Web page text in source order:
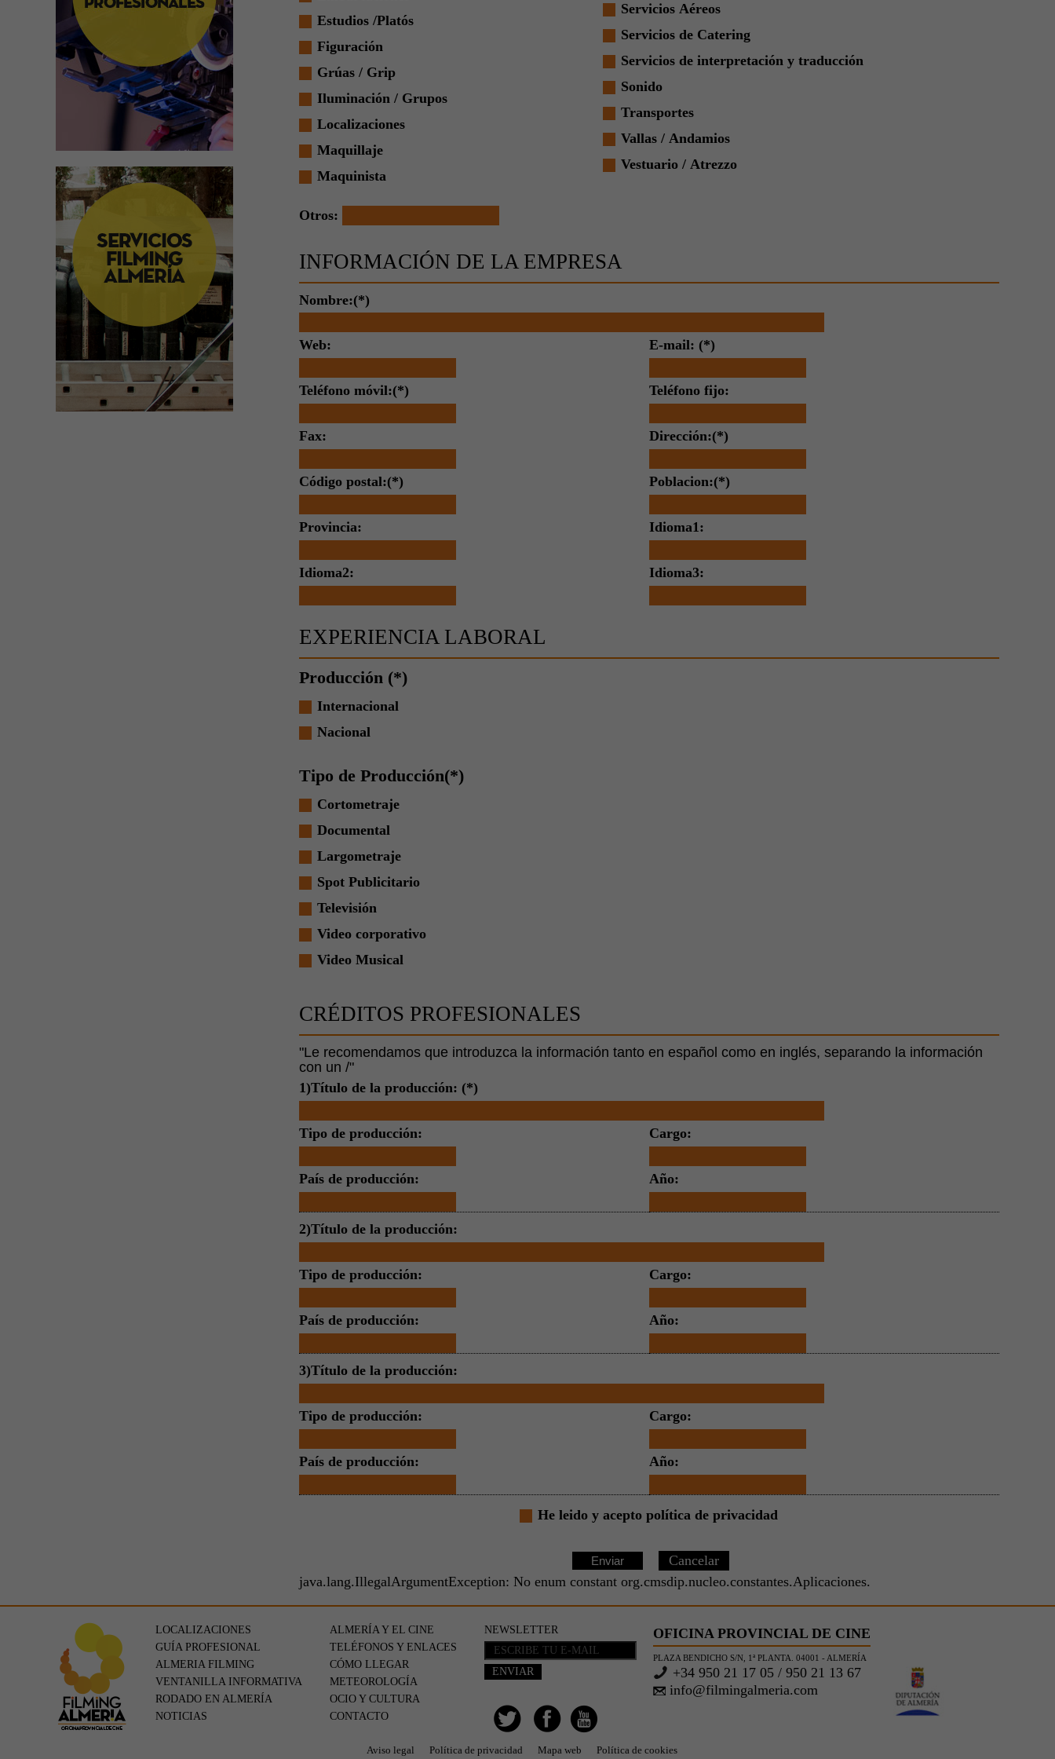
Estudios /Platós
Figuración
Grúas / Grip
Iluminación / Grupos
Localizaciones
Maquillaje
Maquinista
Otros:
Servicios Aéreos
Servicios de Catering
Servicios de interpretación y traducción
Sonido
Transportes
Vallas / Andamios
Vestuario / Atrezzo
INFORMACIÓN DE LA EMPRESA
Nombre:(*)
Web:
Teléfono móvil:(*)
Fax:
Código postal:(*)
Provincia:
Idioma2:
E-mail: (*)
Teléfono fijo:
Dirección:(*)
Poblacion:(*)
Idioma1:
Idioma3:
EXPERIENCIA LABORAL
Producción (*)
Internacional
Nacional
Tipo de Producción(*)
Cortometraje
Documental
Largometraje
Spot Publicitario
Televisión
Video corporativo
Video Musical
CRÉDITOS PROFESIONALES
"Le recomendamos que introduzca la información tanto en español como en inglés, separando la información
con un /"
1)Título de la producción: (*)
Tipo de producción:
País de producción:
Cargo:
Año:
2)Título de la producción:
Tipo de producción:
País de producción:
Cargo:
Año:
3)Título de la producción:
Tipo de producción:
País de producción:
Cargo:
Año:
He leido y acepto política de privacidad
Enviar
java.lang.IllegalArgumentException: No enum constant org.cmsdip.nucleo.constantes.Aplicaciones.
LOCALIZACIONES
GUÍA PROFESIONAL
ALMERIA FILMING
VENTANILLA INFORMATIVA
RODADO EN ALMERÍA
NOTICIAS
ALMERÍA Y EL CINE
TELÉFONOS Y ENLACES
CÓMO LLEGAR
METEOROLOGÍA
OCIO Y CULTURA
CONTACTO
NEWSLETTER OFICINA PROVINCIAL DE CINE
PLAZA BENDICHO S/N, 1ª PLANTA. 04001 - ALMERÍA
+34 950 21 17 05 / 950 21 13 67
info@filmingalmeria.com
Aviso legal Política de privacidad Mapa web Política de cookies